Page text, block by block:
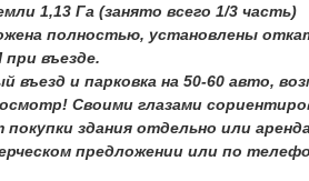
1,13 Га (занято всего 1/3 часть)
полностью, установлены
въезде.
въезд и парковка на 50-60 авто,
Своими глазами
покупки здания отдельно или
предложении или по